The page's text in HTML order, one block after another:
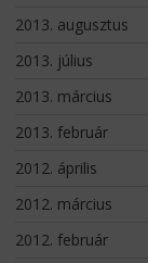
2013. augusztus
2013. július
2013. március
2013. február
2012. április
2012. március
2012. február